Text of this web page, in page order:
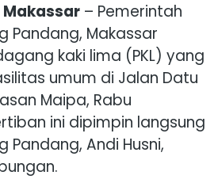
– Pemerintah
Pandang, Makassar
kaki lima (PKL) yang
umum di Jalan Datu
Maipa, Rabu
ini dipimpin langsung
Pandang, Andi Husni,